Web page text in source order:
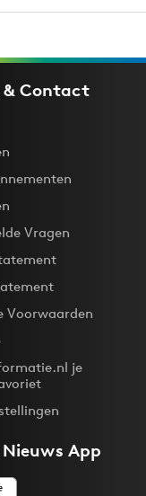
& Contact
Vragen
Voorwaarden
je
App